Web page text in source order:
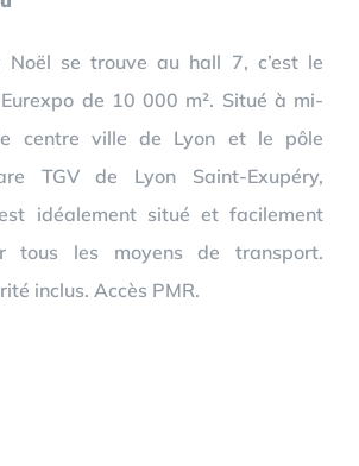
se trouve au hall 7, c’est le
de 10 000 m². Situé à mi-
centre ville de Lyon et le pôle
TGV de Lyon Saint-Exupéry,
idéalement situé et facilement
tous les moyens de transport.
inclus. Accès PMR.